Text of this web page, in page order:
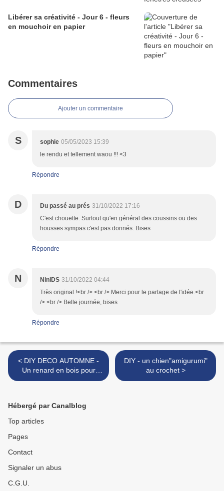
Libérer sa créativité - Jour 6 - fleurs
en mouchoir en papier
Commentaires
Ajouter un commentaire
S sophie 05/05/2023 15:39
le rendu et tellement waou !!! <3
Répondre
D Du passé au prés 31/10/2022 17:16
C'est chouette. Surtout qu'en général des coussins ou des
housses sympas c'est pas donnés. Bises
Répondre
N NiniDS 31/10/2022 04:44
Très original !<br /> <br /> Merci pour le partage de l'idée.<br
/> <br /> Belle journée, bises
Répondre
< DIY DECO AUTOMNE -
Un renard en bois pour
décorer le jardin
DIY - un chien"amigurumi"
au crochet >
Hébergé par Canalblog
Top articles
Pages
Contact
Signaler un abus
C.G.U.